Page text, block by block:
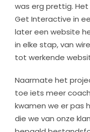
was erg prettig.
Get Interactive in
later een website
in elke stap, van
tot werkende
Naarmate het
toe iets meer
kwamen we er pas
die we van onze